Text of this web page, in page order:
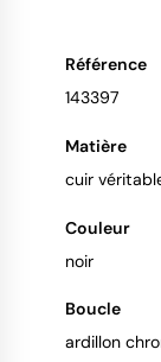
Référence
143397
Matière
cuir
Couleur
noir
Boucle
ardillon